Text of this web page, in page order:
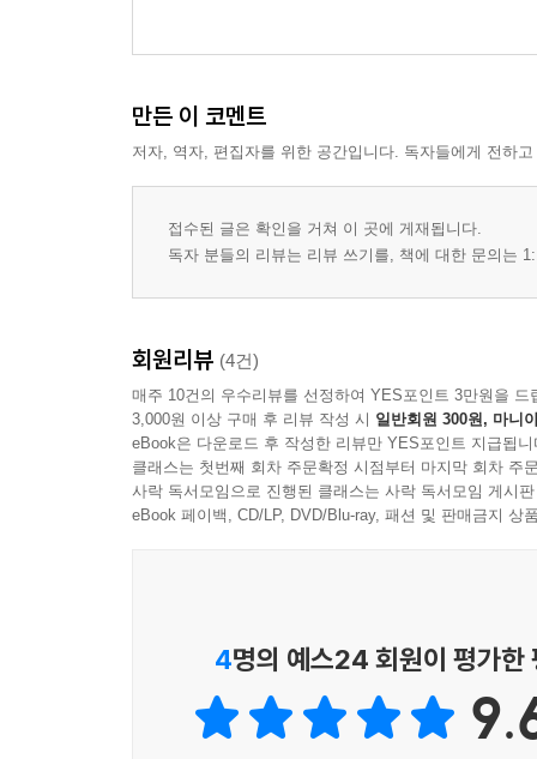
만든 이 코멘트
저자, 역자, 편집자를 위한 공간입니다. 독자들에게 전하
접수된 글은 확인을 거쳐 이 곳에 게재됩니다.
독자 분들의 리뷰는 리뷰 쓰기를, 책에 대한 문의는
회원리뷰 (4건)
매주 10건의 우수리뷰를 선정하여 YES포인트 3만원을 드
3,000원 이상 구매 후 리뷰 작성 시 일반회원 300원, 마니
eBook은 다운로드 후 작성한 리뷰만 YES포인트 지급됩니
클래스는 첫번째 회차 주문확정 시점부터 마지막 회차 주
사락 독서모임으로 진행된 클래스는 사락 독서모임 게시
eBook 페이백, CD/LP, DVD/Blu-ray, 패션 및 판매금지 상
4명의 예스24 회원이 평가한